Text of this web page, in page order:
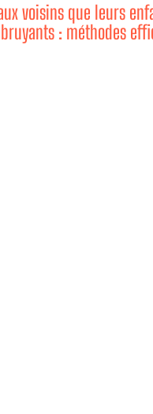
voisins que leurs
: méthodes